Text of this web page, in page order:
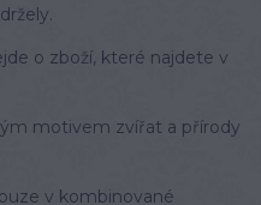
o zboží, které najdete v
motivem zvířat a přírody
v kombinované